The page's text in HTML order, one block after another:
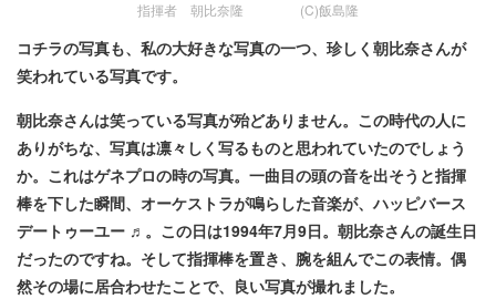
指揮者 朝比奈隆 (C)飯島隆
コチラの写真も、私の大好きな写真の一つ、珍しく朝比奈さんが
笑われている写真です。
朝比奈さんは笑っている写真が殆どありません。この時代の人に
ありがちな、写真は凛々しく写るものと思われていたのでしょう
か。これはゲネプロの時の写真。一曲目の頭の音を出そうと指揮
棒を下した瞬間、オーケストラが鳴らした音楽が、ハッピバース
デートゥーユー ♬。この日は1994年7月9日。朝比奈さんの誕生日
だったのですね。そして指揮棒を置き、腕を組んでこの表情。偶
然その場に居合わせたことで、良い写真が撮れました。